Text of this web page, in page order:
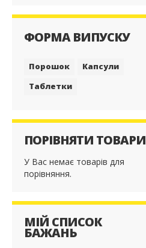
ФОРМА ВИПУСКУ
Порошок
Капсули
Таблетки
ПОРІВНЯТИ ТОВАРИ
У Вас немає товарів для
порівняння.
МІЙ СПИСОК
БАЖАНЬ